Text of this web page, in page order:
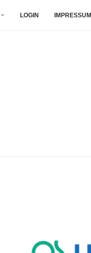
LOGIN IMPRESSUM